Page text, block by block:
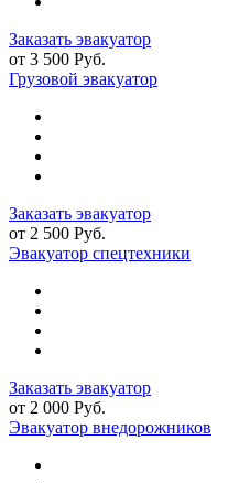
Заказать эвакуатор
от 3 500 Руб.
Грузовой эвакуатор
Заказать эвакуатор
от 2 500 Руб.
Эвакуатор спецтехники
Заказать эвакуатор
от 2 000 Руб.
Эвакуатор внедорожников